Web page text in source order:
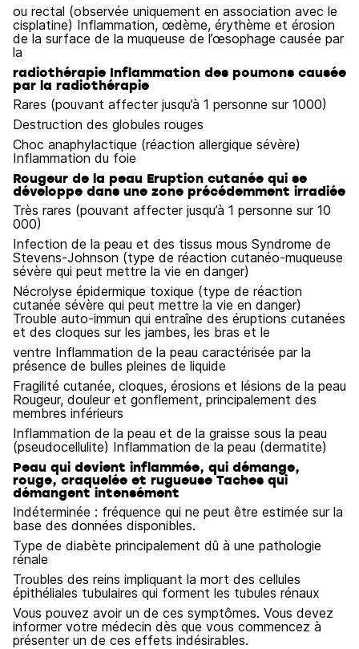
ou rectal (observée uniquement en association avec le
cisplatine) Inflammation, œdème, érythème et érosion
de la surface de la muqueuse de l’œsophage causée par
la
radiothérapie Inflammation des poumons causée
par la radiothérapie
Rares (pouvant affecter jusqu’à 1 personne sur 1000)
Destruction des globules rouges
Choc anaphylactique (réaction allergique sévère)
Inflammation du foie
Rougeur de la peau Eruption cutanée qui se
développe dans une zone précédemment irradiée
Très rares (pouvant affecter jusqu’à 1 personne sur 10
000)
Infection de la peau et des tissus mous Syndrome de
Stevens-Johnson (type de réaction cutanéo-muqueuse
sévère qui peut mettre la vie en danger)
Nécrolyse épidermique toxique (type de réaction
cutanée sévère qui peut mettre la vie en danger)
Trouble auto-immun qui entraîne des éruptions cutanées
et des cloques sur les jambes, les bras et le
ventre Inflammation de la peau caractérisée par la
présence de bulles pleines de liquide
Fragilité cutanée, cloques, érosions et lésions de la peau
Rougeur, douleur et gonflement, principalement des
membres inférieurs
Inflammation de la peau et de la graisse sous la peau
(pseudocellulite) Inflammation de la peau (dermatite)
Peau qui devient inflammée, qui démange,
rouge, craquelée et rugueuse Taches qui
démangent intensément
Indéterminée : fréquence qui ne peut être estimée sur la
base des données disponibles.
Type de diabète principalement dû à une pathologie
rénale
Troubles des reins impliquant la mort des cellules
épithéliales tubulaires qui forment les tubules rénaux
Vous pouvez avoir un de ces symptômes. Vous devez
informer votre médecin dès que vous commencez à
présenter un de ces effets indésirables.